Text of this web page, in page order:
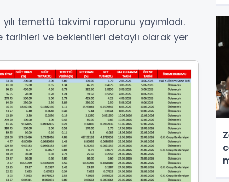
yılı temettü takvimi raporunu yayımladı.
ve beklentileri detaylı olarak yer